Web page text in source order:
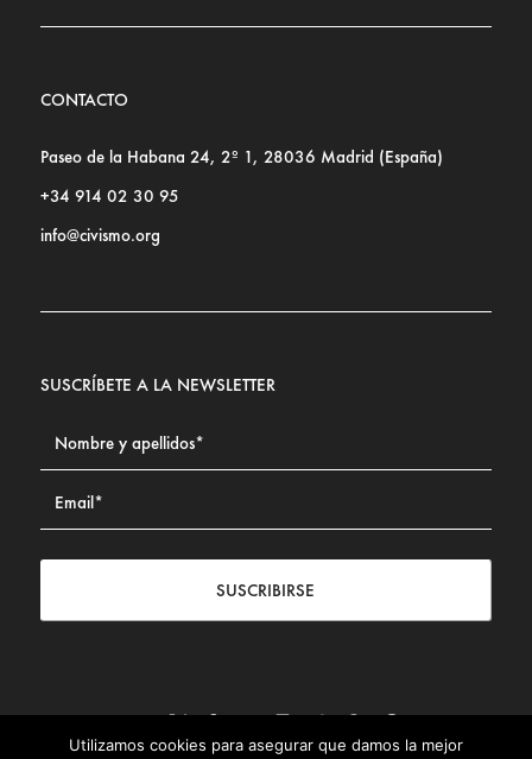
CONTACTO
Paseo de la Habana 24, 2º 1, 28036 Madrid (España)
+34 914 02 30 95
info@civismo.org
SUSCRÍBETE A LA NEWSLETTER
SUSCRIBIRSE
Utilizamos cookies para asegurar que damos la mejor